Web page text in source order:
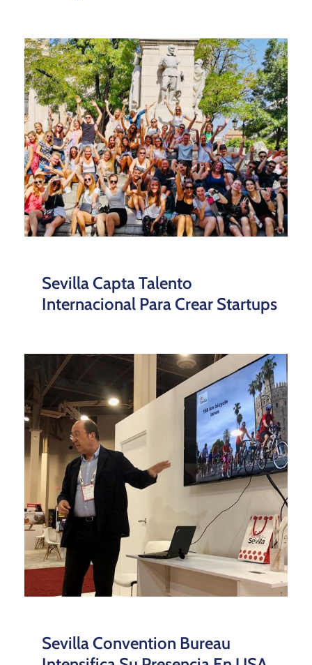
Sevilla Capta Talento
Internacional Para Crear Startups
Sevilla Convention Bureau